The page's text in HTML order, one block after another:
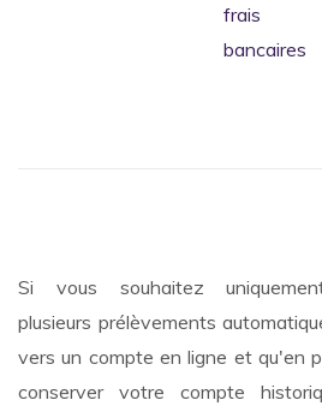
Si vous souhaitez
plusieurs prélèvements
vers un compte en ligne et qu'en
conserver votre compte